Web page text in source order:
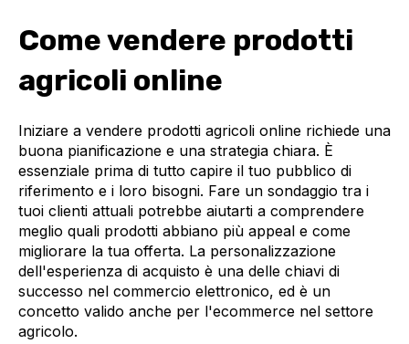
Come vendere prodotti
agricoli online
Iniziare a vendere prodotti agricoli online richiede una
buona pianificazione e una strategia chiara. È
essenziale prima di tutto capire il tuo pubblico di
riferimento e i loro bisogni. Fare un sondaggio tra i
tuoi clienti attuali potrebbe aiutarti a comprendere
meglio quali prodotti abbiano più appeal e come
migliorare la tua offerta. La personalizzazione
dell'esperienza di acquisto è una delle chiavi di
successo nel commercio elettronico, ed è un
concetto valido anche per l'ecommerce nel settore
agricolo.